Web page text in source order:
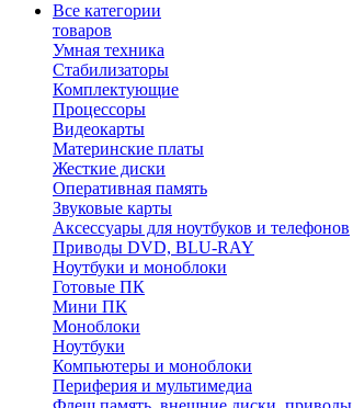
Все категории
товаров
Умная техника
Стабилизаторы
Комплектующие
Процессоры
Видеокарты
Материнские платы
Жесткие диски
Оперативная память
Звуковые карты
Аксессуары для ноутбуков и телефонов
Приводы DVD, BLU-RAY
Ноутбуки и моноблоки
Готовые ПК
Мини ПК
Моноблоки
Ноутбуки
Компьютеры и моноблоки
Периферия и мультимедиа